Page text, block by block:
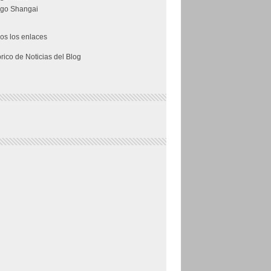
Shangai
los enlaces
de Noticias del Blog